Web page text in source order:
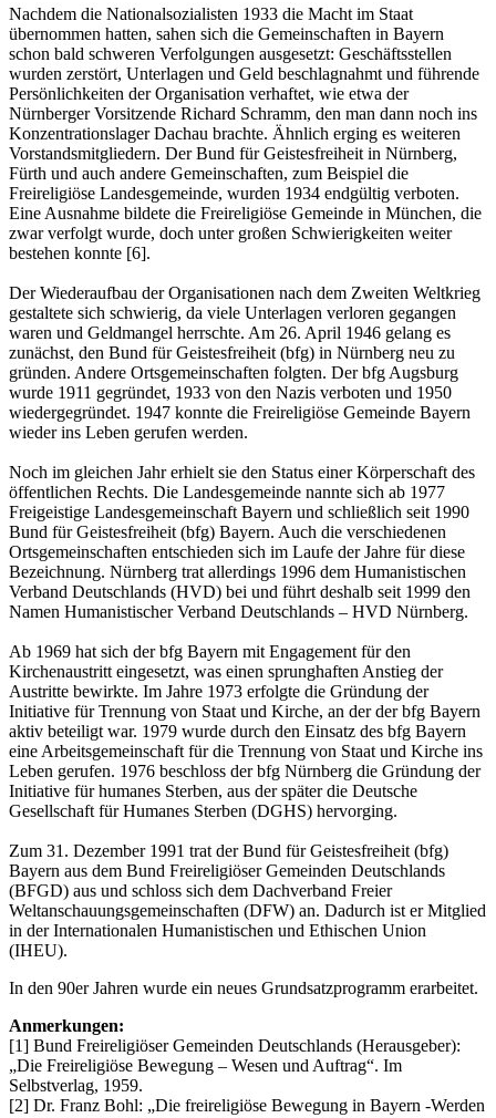
Nachdem die Nationalsozialisten 1933 die Macht im Staat
übernommen hatten, sahen sich die Gemeinschaften in Bayern
schon bald schweren Verfolgungen ausgesetzt: Geschäftsstellen
wurden zerstört, Unterlagen und Geld beschlagnahmt und führende
Persönlichkeiten der Organisation verhaftet, wie etwa der
Nürnberger Vorsitzende Richard Schramm, den man dann noch ins
Konzentrationslager Dachau brachte. Ähnlich erging es weiteren
Vorstandsmitgliedern. Der Bund für Geistesfreiheit in Nürnberg,
Fürth und auch andere Gemeinschaften, zum Beispiel die
Freireligiöse Landesgemeinde, wurden 1934 endgültig verboten.
Eine Ausnahme bildete die Freireligiöse Gemeinde in München, die
zwar verfolgt wurde, doch unter großen Schwierigkeiten weiter
bestehen konnte [6].
Der Wiederaufbau der Organisationen nach dem Zweiten Weltkrieg
gestaltete sich schwierig, da viele Unterlagen verloren gegangen
waren und Geldmangel herrschte. Am 26. April 1946 gelang es
zunächst, den Bund für Geistesfreiheit (bfg) in Nürnberg neu zu
gründen. Andere Ortsgemeinschaften folgten. Der bfg Augsburg
wurde 1911 gegründet, 1933 von den Nazis verboten und 1950
wiedergegründet. 1947 konnte die Freireligiöse Gemeinde Bayern
wieder ins Leben gerufen werden.
Noch im gleichen Jahr erhielt sie den Status einer Körperschaft des
öffentlichen Rechts. Die Landesgemeinde nannte sich ab 1977
Freigeistige Landesgemeinschaft Bayern und schließlich seit 1990
Bund für Geistesfreiheit (bfg) Bayern. Auch die verschiedenen
Ortsgemeinschaften entschieden sich im Laufe der Jahre für diese
Bezeichnung. Nürnberg trat allerdings 1996 dem Humanistischen
Verband Deutschlands (HVD) bei und führt deshalb seit 1999 den
Namen Humanistischer Verband Deutschlands – HVD Nürnberg.
Ab 1969 hat sich der bfg Bayern mit Engagement für den
Kirchenaustritt eingesetzt, was einen sprunghaften Anstieg der
Austritte bewirkte. Im Jahre 1973 erfolgte die Gründung der
Initiative für Trennung von Staat und Kirche, an der der bfg Bayern
aktiv beteiligt war. 1979 wurde durch den Einsatz des bfg Bayern
eine Arbeitsgemeinschaft für die Trennung von Staat und Kirche ins
Leben gerufen. 1976 beschloss der bfg Nürnberg die Gründung der
Initiative für humanes Sterben, aus der später die Deutsche
Gesellschaft für Humanes Sterben (DGHS) hervorging.
Zum 31. Dezember 1991 trat der Bund für Geistesfreiheit (bfg)
Bayern aus dem Bund Freireligiöser Gemeinden Deutschlands
(BFGD) aus und schloss sich dem Dachverband Freier
Weltanschauungsgemeinschaften (DFW) an. Dadurch ist er Mitglied
in der Internationalen Humanistischen und Ethischen Union
(IHEU).
In den 90er Jahren wurde ein neues Grundsatzprogramm erarbeitet.
Anmerkungen:
[1] Bund Freireligiöser Gemeinden Deutschlands (Herausgeber):
„Die Freireligiöse Bewegung – Wesen und Auftrag“. Im
Selbstverlag, 1959.
[2] Dr. Franz Bohl: „Die freireligiöse Bewegung in Bayern -Werden